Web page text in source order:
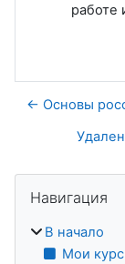
работе
← Основы
Навигация
В начало
Мои